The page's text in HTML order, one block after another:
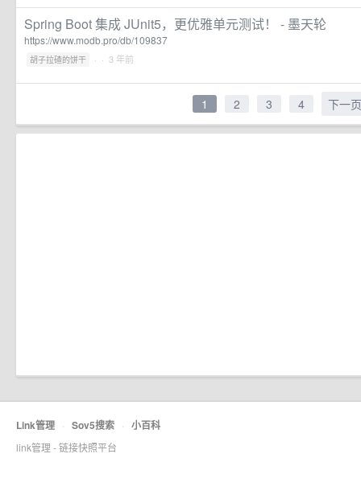
Spring Boot 集成 JUnit5，更优雅单元测试！ - 墨天轮
https://www.modb.pro/db/109837
胡子拉碴的饼干 · · 3 年前
1 2 3 4 下一页
Link管理 · Sov5搜索 · 小百科
link管理 - 链接快照平台